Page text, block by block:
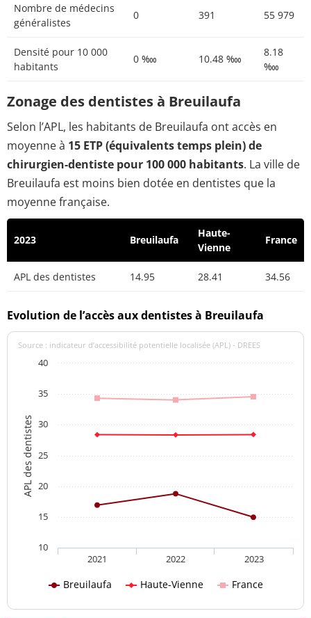
Nombre de médecins
généralistes
0 391 55 979
Densité pour 10 000
habitants
0 ‱ 10.48 ‱
8.18
‱
Zonage des dentistes à Breuilaufa
Selon l’APL, les habitants de Breuilaufa ont accès en
moyenne à 15 ETP (équivalents temps plein) de
chirurgien-dentiste pour 100 000 habitants. La ville de
Breuilaufa est moins bien dotée en dentistes que la
moyenne française.
2023 Breuilaufa
Haute-
Vienne
France
APL des dentistes 14.95 28.41 34.56
Evolution de l’accès aux dentistes à Breuilaufa
APL des dentistes
Source : indicateur d’accessibilité potentielle localisée (APL) - DREES
Breuilaufa Haute-Vienne France
2021 2022 2023
10
15
20
25
30
35
40